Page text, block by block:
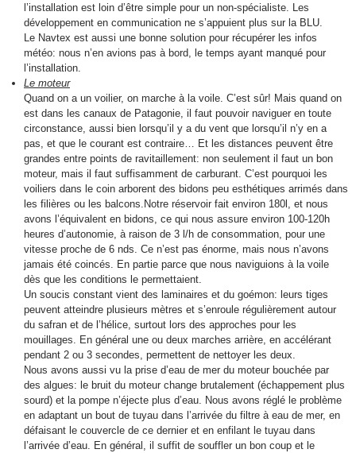
l’installation est loin d’être simple pour un non-spécialiste. Les
développement en communication ne s’appuient plus sur la BLU.
Le Navtex est aussi une bonne solution pour récupérer les infos
météo: nous n’en avions pas à bord, le temps ayant manqué pour
l’installation.
Le moteur
Quand on a un voilier, on marche à la voile. C’est sûr! Mais quand on
est dans les canaux de Patagonie, il faut pouvoir naviguer en toute
circonstance, aussi bien lorsqu’il y a du vent que lorsqu’il n’y en a
pas, et que le courant est contraire… Et les distances peuvent être
grandes entre points de ravitaillement: non seulement il faut un bon
moteur, mais il faut suffisamment de carburant. C’est pourquoi les
voiliers dans le coin arborent des bidons peu esthétiques arrimés dans
les filières ou les balcons.Notre réservoir fait environ 180l, et nous
avons l’équivalent en bidons, ce qui nous assure environ 100-120h
heures d’autonomie, à raison de 3 l/h de consommation, pour une
vitesse proche de 6 nds. Ce n’est pas énorme, mais nous n’avons
jamais été coincés. En partie parce que nous naviguions à la voile
dès que les conditions le permettaient.
Un soucis constant vient des laminaires et du goémon: leurs tiges
peuvent atteindre plusieurs mètres et s’enroule régulièrement autour
du safran et de l’hélice, surtout lors des approches pour les
mouillages. En général une ou deux marches arrière, en accélérant
pendant 2 ou 3 secondes, permettent de nettoyer les deux.
Nous avons aussi vu la prise d’eau de mer du moteur bouchée par
des algues: le bruit du moteur change brutalement (échappement plus
sourd) et la pompe n’éjecte plus d’eau. Nous avons réglé le problème
en adaptant un bout de tuyau dans l’arrivée du filtre à eau de mer, en
défaisant le couvercle de ce dernier et en enfilant le tuyau dans
l’arrivée d’eau. En général, il suffit de souffler un bon coup et le